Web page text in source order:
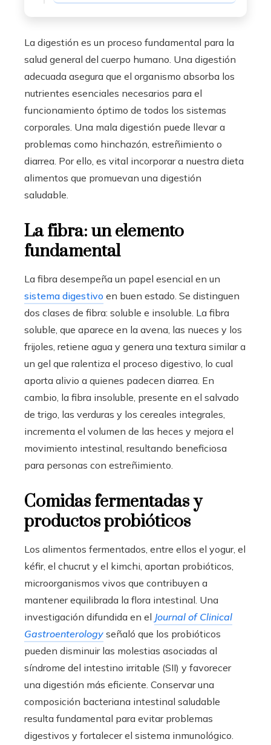
La digestión es un proceso fundamental para la
salud general del cuerpo humano. Una digestión
adecuada asegura que el organismo absorba los
nutrientes esenciales necesarios para el
funcionamiento óptimo de todos los sistemas
corporales. Una mala digestión puede llevar a
problemas como hinchazón, estreñimiento o
diarrea. Por ello, es vital incorporar a nuestra dieta
alimentos que promuevan una digestión
saludable.
La fibra: un elemento
fundamental
La fibra desempeña un papel esencial en un
sistema digestivo en buen estado. Se distinguen
dos clases de fibra: soluble e insoluble. La fibra
soluble, que aparece en la avena, las nueces y los
frijoles, retiene agua y genera una textura similar a
un gel que ralentiza el proceso digestivo, lo cual
aporta alivio a quienes padecen diarrea. En
cambio, la fibra insoluble, presente en el salvado
de trigo, las verduras y los cereales integrales,
incrementa el volumen de las heces y mejora el
movimiento intestinal, resultando beneficiosa
para personas con estreñimiento.
Comidas fermentadas y
productos probióticos
Los alimentos fermentados, entre ellos el yogur, el
kéfir, el chucrut y el kimchi, aportan probióticos,
microorganismos vivos que contribuyen a
mantener equilibrada la flora intestinal. Una
investigación difundida en el Journal of Clinical
Gastroenterology señaló que los probióticos
pueden disminuir las molestias asociadas al
síndrome del intestino irritable (SII) y favorecer
una digestión más eficiente. Conservar una
composición bacteriana intestinal saludable
resulta fundamental para evitar problemas
digestivos y fortalecer el sistema inmunológico.